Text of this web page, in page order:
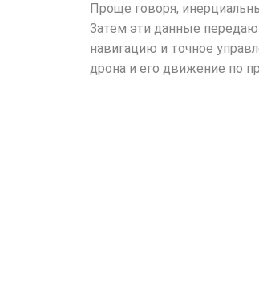
Проще говоря,
Затем эти данные
навигацию и точное
дрона и его движение по